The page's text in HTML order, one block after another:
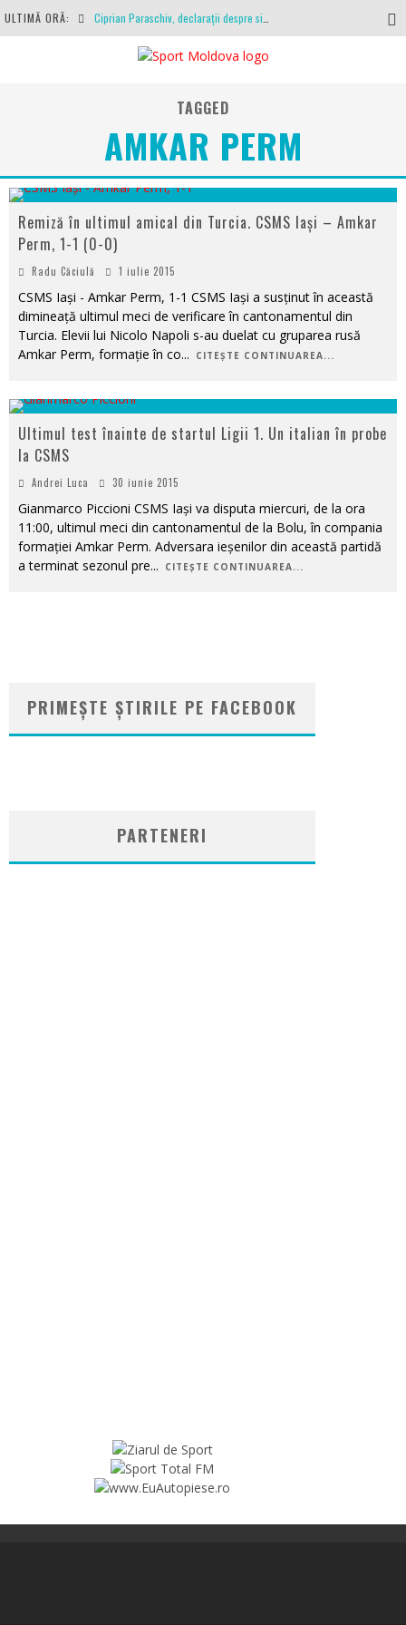
ULTIMĂ ORĂ:
Antrenamente la peste 30 de grade Celsius. Mircea Rednic își pregătește fotbaliștii pentru calvarul de duminică
Coronavirus la FC Botoșani. Un străin a stat în carantină, dar a fost testat pozitiv
TAGGED
AMKAR PERM
Remiză în ultimul amical din Turcia. CSMS Iași – Amkar
Perm, 1-1 (0-0)
Radu Căciulă 1 iulie 2015
CSMS Iași - Amkar Perm, 1-1 CSMS Iași a susținut în această
dimineață ultimul meci de verificare în cantonamentul din
Turcia. Elevii lui Nicolo Napoli s-au duelat cu gruparea rusă
Amkar Perm, formație în co... CITEȘTE CONTINUAREA...
Ultimul test înainte de startul Ligii 1. Un italian în probe
la CSMS
Andrei Luca 30 iunie 2015
Gianmarco Piccioni CSMS Iași va disputa miercuri, de la ora
11:00, ultimul meci din cantonamentul de la Bolu, în compania
formației Amkar Perm. Adversara ieșenilor din această partidă
a terminat sezonul pre... CITEȘTE CONTINUAREA...
PRIMEȘTE ȘTIRILE PE FACEBOOK
PARTENERI